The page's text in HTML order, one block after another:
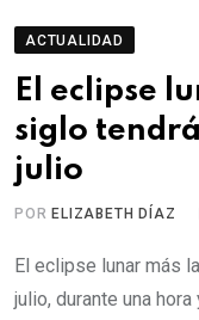
ACTUALIDAD
El eclipse
siglo
julio
POR ELIZABETH DÍAZ
El eclipse lunar más
julio, durante una